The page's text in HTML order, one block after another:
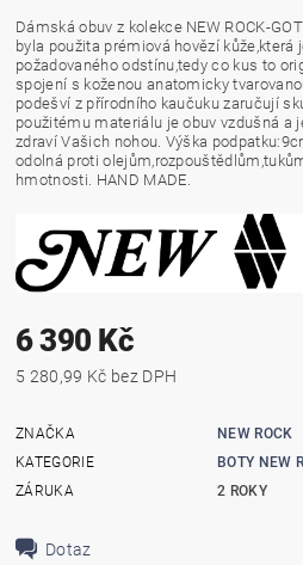
Dámská obuv z kolekce NEW ROCK-
byla použita prémiová hovězí kůže,která
požadovaného odstínu,tedy co kus to
spojení s koženou anatomicky
podešví z přírodního kaučuku zaručují
použitému materiálu je obuv vzdušná a
zdraví Vašich nohou. Výška
odolná proti
hmotnosti. HAND MADE.
6 390 Kč
5 280,99 Kč bez DPH
ZNAČKA
NEW ROCK
KATEGORIE
BOTY NEW
ZÁRUKA
2 ROKY
Dotaz